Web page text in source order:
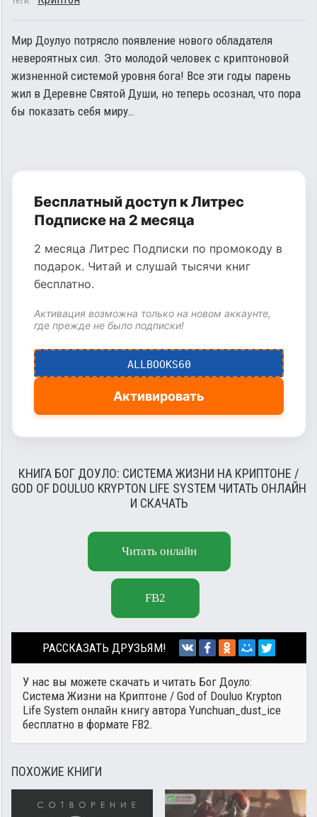
Мир Доулуо потрясло появление нового обладателя
невероятных сил. Это молодой человек с криптоновой
жизненной системой уровня бога! Все эти годы парень
жил в Деревне Святой Души, но теперь осознал, что пора
бы показать себя миру…
Бесплатный доступ к Литрес
Подписке на 2 месяца
2 месяца Литрес Подписки по промокоду в
подарок. Читай и слушай тысячи книг
бесплатно.
Активация возможна только на новом аккаунте,
где прежде не было подписки!
ALLBOOKS60
Активировать
КНИГА БОГ ДОУЛО: СИСТЕМА ЖИЗНИ НА КРИПТОНЕ /
GOD OF DOULUO KRYPTON LIFE SYSTEM ЧИТАТЬ ОНЛАЙН
И СКАЧАТЬ
Читать онлайн
FB2
РАССКАЗАТЬ ДРУЗЬЯМ!
У нас вы можете скачать и читать Бог Доуло:
Система Жизни на Криптоне / God of Douluo Krypton
Life System онлайн книгу автора Yunchuan_dust_ice
бесплатно в формате FB2.
ПОХОЖИЕ КНИГИ